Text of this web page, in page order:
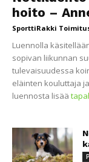
hoito –
SporttiRakki
Luennolla
sopivan liikunnan
tulevaisuudessa
eläinten kouluttaja
luennosta lisää